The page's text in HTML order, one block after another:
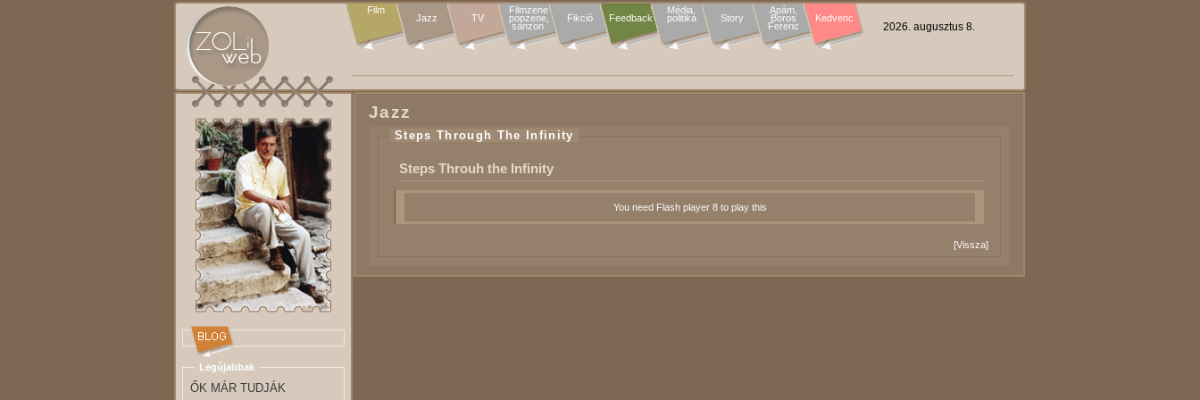
Film
Jazz TV
Filmzene
popzene,
sanzon
Fikció Feedback
Média,
politika Story
Apám,
Boros
Ferenc
Kedvenc
2026. augusztus 8.
Jazz
Steps Through The Infinity
Steps Throuh the Infinity
You need Flash player 8 to play this
[Vissza]
Legújabbak
ŐK MÁR TUDJÁK